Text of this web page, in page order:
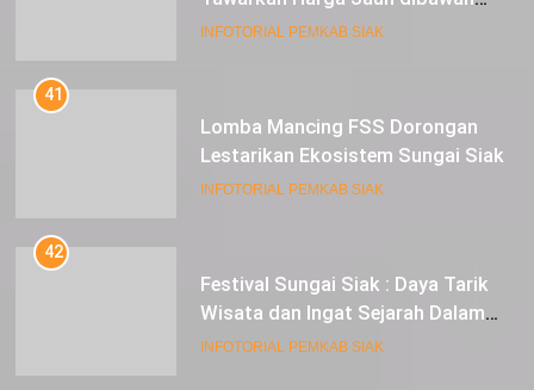
Pasar Tradisional
INFOTORIAL PEMKAB SIAK
41
Lomba Mancing FSS Dorongan
Lestarikan Ekosistem Sungai Siak
INFOTORIAL PEMKAB SIAK
42
Festival Sungai Siak : Daya Tarik
Wisata dan Ingat Sejarah Dalam
Lestarikan Peradaban
INFOTORIAL PEMKAB SIAK